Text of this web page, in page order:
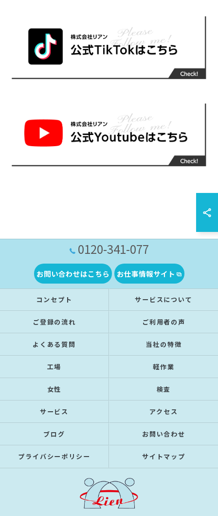
0120-341-077
お問い合わせはこちら お仕事情報サイト
コンセプト サービスについて
ご登録の流れ ご利用者の声
よくある質問 当社の特徴
工場 軽作業
女性 検査
サービス アクセス
ブログ お問い合わせ
プライバシーポリシー サイトマップ